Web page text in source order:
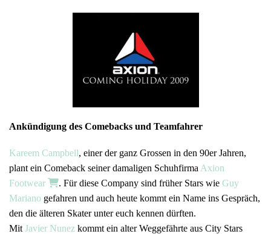
Ankündigung des Comebacks und Teamfahrer
Kareem Campbell, einer der ganz Grossen in den 90er Jahren,
plant ein Comeback seiner damaligen Schuhfirma Axion
Footwear
. Für diese Company sind früher Stars wie Guy
Mariano gefahren und auch heute kommt ein Name ins Gespräch,
den die älteren Skater unter euch kennen dürften.
Mit Javier Nunez kommt ein alter Weggefährte aus City Stars